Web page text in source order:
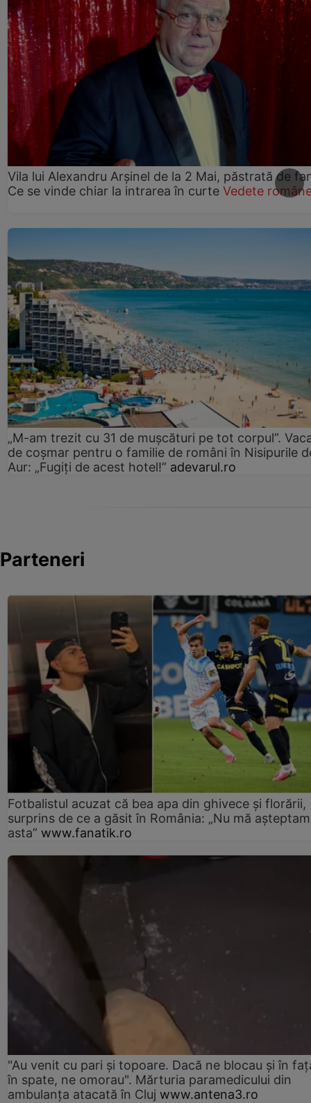
Vila lui Alexandru Arșinel de la 2 Mai, păstrată de
Ce se vinde chiar la intrarea în curte Vedete
„M-am trezit cu 31 de mușcături pe tot corpul”.
de coșmar pentru o familie de români în Nisipurile
Aur: „Fugiți de acest hotel!” adevarul.ro
Parteneri
Fotbalistul acuzat că bea apa din ghivece și florării,
surprins de ce a găsit în România: „Nu mă
asta” www.fanatik.ro
"Au venit cu pari și topoare. Dacă ne blocau şi în
în spate, ne omorau". Mărturia paramedicului din
ambulanţa atacată în Cluj www.antena3.ro